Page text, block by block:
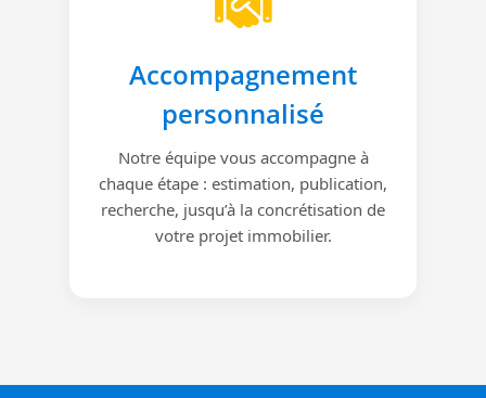
Accompagnement
personnalisé
Notre équipe vous accompagne à
chaque étape : estimation, publication,
recherche, jusqu’à la concrétisation de
votre projet immobilier.